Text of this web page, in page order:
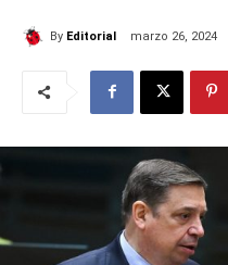
By Editorial marzo 26, 2024